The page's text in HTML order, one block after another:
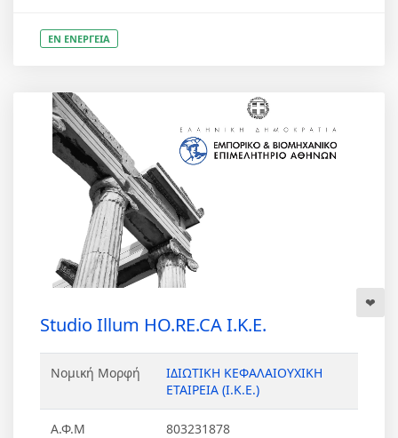
ΕΝ ΕΝΕΡΓΕΙΑ
Studio Illum HO.RE.CA Ι.Κ.Ε.
Νομική Μορφή
ΙΔΙΩΤΙΚΗ ΚΕΦΑΛΑΙΟΥΧΙΚΗ
ΕΤΑΙΡΕΙΑ (Ι.Κ.Ε.)
Α.Φ.Μ 803231878